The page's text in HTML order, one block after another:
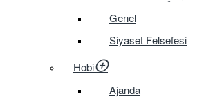
Genel
Siyaset Felsefesi
Hobi
Ajanda